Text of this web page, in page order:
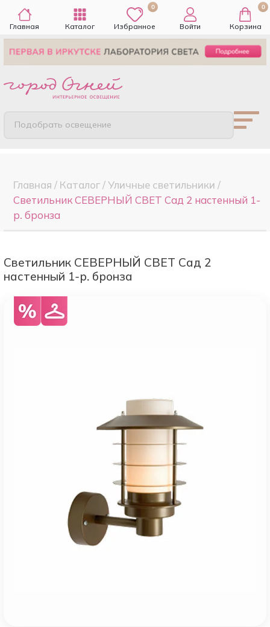
Главная Каталог
0
Избранное Войти
0
Корзина
Подобрать освещение
Главная / Каталог/Уличные светильники /
Светильник СЕВЕРНЫЙ СВЕТ Сад 2 настенный 1-
р. бронза
Светильник СЕВЕРНЫЙ СВЕТ Сад 2
настенный 1-р. бронза